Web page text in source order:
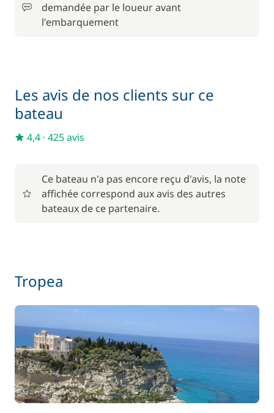
demandée par le loueur avant
l'embarquement
Les avis de nos clients sur ce
bateau
4,4 · 425 avis
Ce bateau n'a pas encore reçu d'avis, la note
affichée correspond aux avis des autres
bateaux de ce partenaire.
Tropea